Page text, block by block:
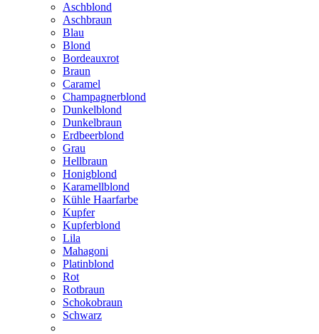
Aschblond
Aschbraun
Blau
Blond
Bordeauxrot
Braun
Caramel
Champagnerblond
Dunkelblond
Dunkelbraun
Erdbeerblond
Grau
Hellbraun
Honigblond
Karamellblond
Kühle Haarfarbe
Kupfer
Kupferblond
Lila
Mahagoni
Platinblond
Rot
Rotbraun
Schokobraun
Schwarz